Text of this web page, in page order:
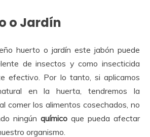
o Jardín
huerto o jardín este jabón puede
de insectos y como insecticida
efectivo. Por lo tanto, si aplicamos
en la huerta, tendremos la
comer los alimentos cosechados, no
ningún químico que pueda afectar
organismo.